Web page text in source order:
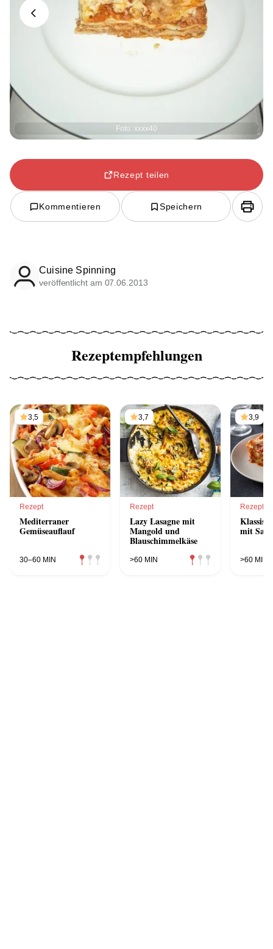
Foto: xxxx40
Previous
Rezept teilen
Kommentieren Speichern
Cuisine Spinning
veröffentlicht am 07.06.2013
Rezeptempfehlungen
3,5
Rezept
Mediterraner
Gemüseauflauf
30–60 MIN
3,7
Rezept
Lazy Lasagne mit
Mangold und
Blauschimmelkäse
>60 MIN
3,9
Rezept
mit
>60 MIN